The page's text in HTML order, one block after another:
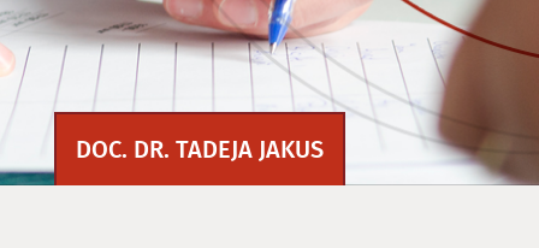
DOC. DR. TADEJA JAKUS